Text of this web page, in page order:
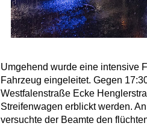
Umgehend wurde eine intensive
Fahrzeug eingeleitet. Gegen
Westfalenstraße Ecke
Streifenwagen erblickt werden.
versuchte der Beamte den